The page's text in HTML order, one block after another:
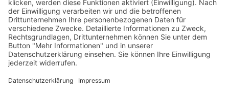
WEITERE INFORMATIONEN
Sie sind noch kein Kunde bei uns?
+49 (0) 881 387 89 60
vertrieb@niteflite.de
Kennenlerngespräch buchen